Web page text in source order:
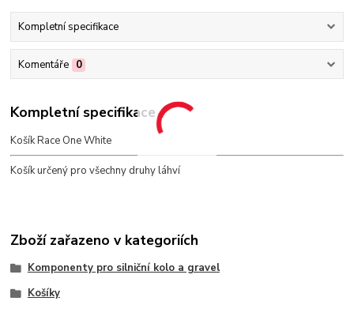
Kompletní specifikace
Komentáře 0
Kompletní specifikace
Košík Race One White
Košík určený pro všechny druhy láhví
Zboží zařazeno v kategoriích
Komponenty pro silniční kolo a gravel
Košíky